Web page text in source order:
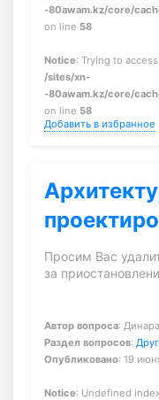
-80awam.kz/core/
on line 58
Notice: Trying to
/sites/xn-
-80awam.kz/core/
on line 58
Добавить в избранное
Просим Вас
за
Автор вопроса:
Раздел вопросов:
Опубликовано: 19
Notice: Undefined